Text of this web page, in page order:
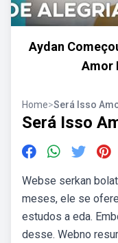
Aydan
Amor
Home>Será Isso
Será Isso
Webse serkan
meses, ele se
estudos a eda.
desse. Webno